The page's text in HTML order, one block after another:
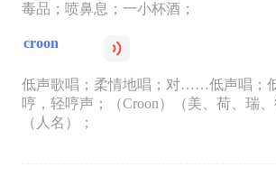
毒品；喷鼻息；一小杯酒；
croon
低声歌唱；柔情地唱；对……低声唱；
哼，轻哼声；（Croon）（美、荷、瑞
（人名）；